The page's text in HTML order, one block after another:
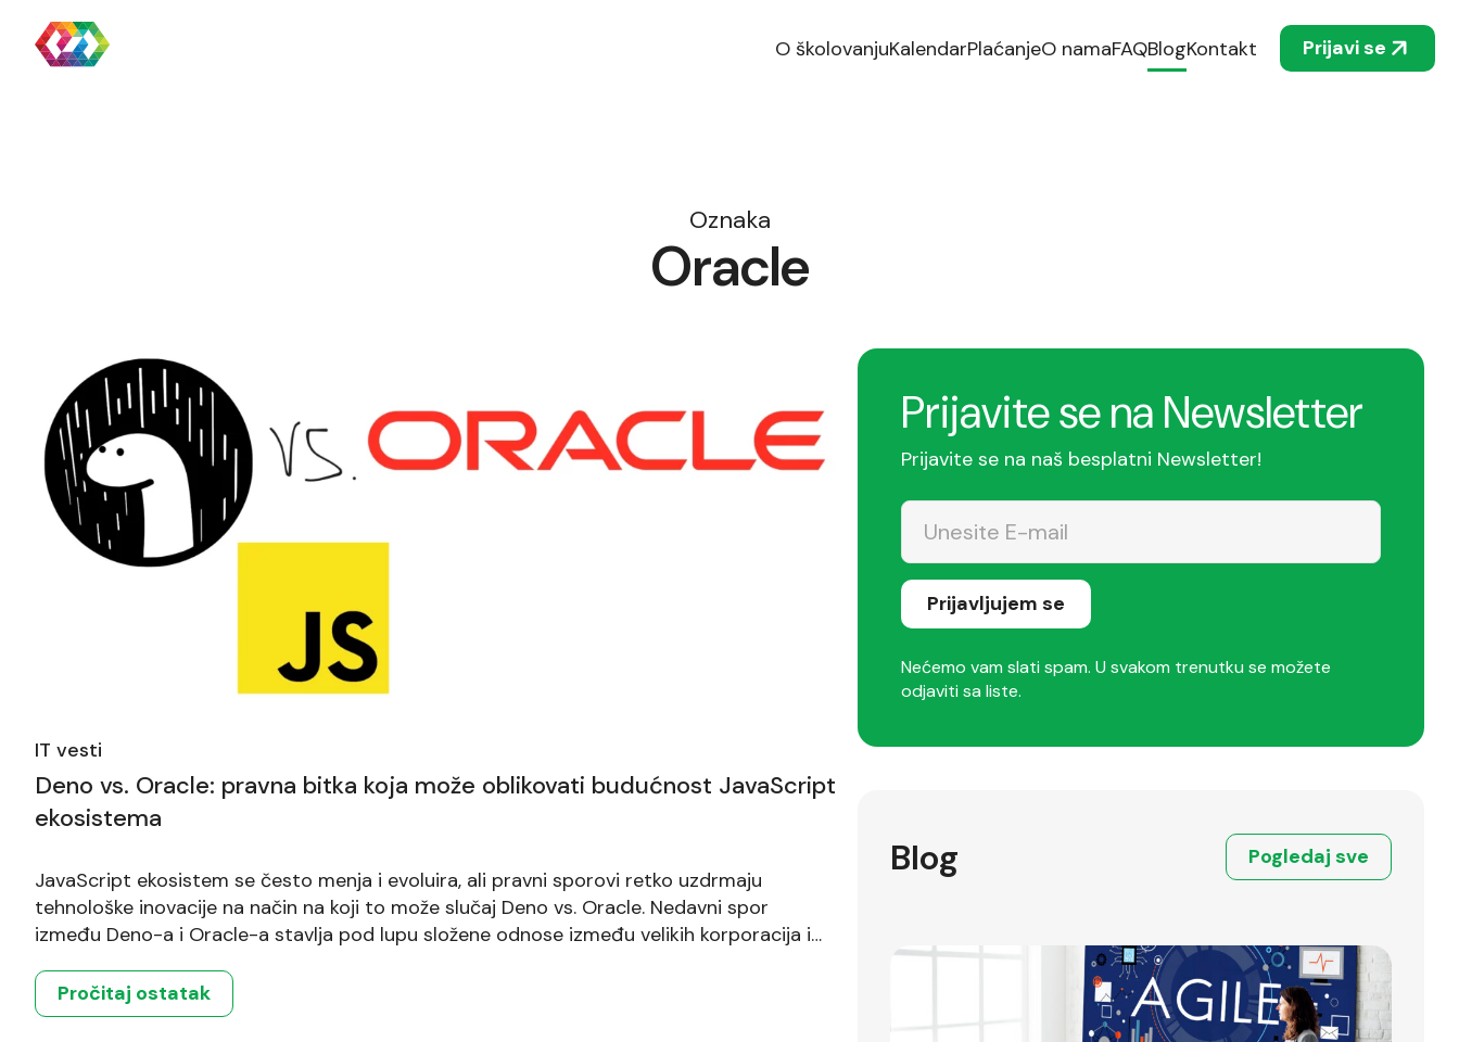
O školovanjuKalendarPlaćanjeO namaFAQBlogKontakt Prijavi se
Oznaka
Oracle
IT vesti
Deno vs. Oracle: pravna bitka koja može oblikovati budućnost JavaScript
ekosistema
JavaScript ekosistem se često menja i evoluira, ali pravni sporovi retko uzdrmaju
tehnološke inovacije na način na koji to može slučaj Deno vs. Oracle. Nedavni spor
između Deno-a i Oracle-a stavlja pod lupu složene odnose između velikih korporacija i
Deno-a, JavaScript runtime okruženja koje […]
Pročitaj ostatak
Prijavite se na Newsletter
Prijavite se na naš besplatni Newsletter!
Prijavljujem se
Nećemo vam slati spam. U svakom trenutku se možete
odjaviti sa liste.
Blog Pogledaj sve